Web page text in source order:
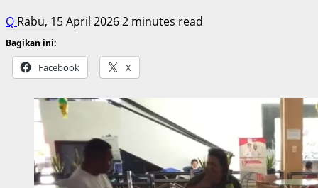
Q Rabu, 15 April 20262 minutes read
Bagikan ini:
Facebook X